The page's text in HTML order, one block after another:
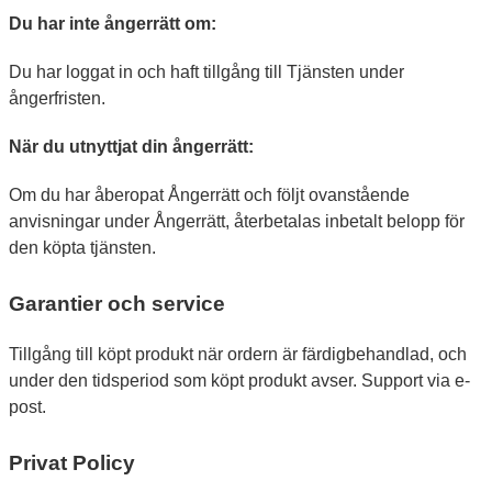
Du har inte ångerrätt om:
Du har loggat in och haft tillgång till Tjänsten under
ångerfristen.
När du utnyttjat din ångerrätt:
Om du har åberopat Ångerrätt och följt ovanstående
anvisningar under Ångerrätt, återbetalas inbetalt belopp för
den köpta tjänsten.
Garantier och service
Tillgång till köpt produkt när ordern är färdigbehandlad, och
under den tidsperiod som köpt produkt avser. Support via e-
post.
Privat Policy